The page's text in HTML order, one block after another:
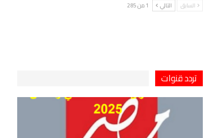
السابق التالي 1 من 285
تردد قنوات